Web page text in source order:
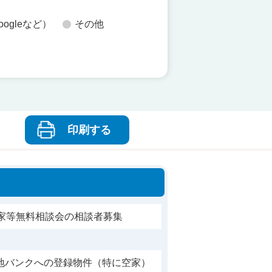
など） その他
印刷する
等無料相談会の相談者募集
ンクへの登録物件（特に空家）